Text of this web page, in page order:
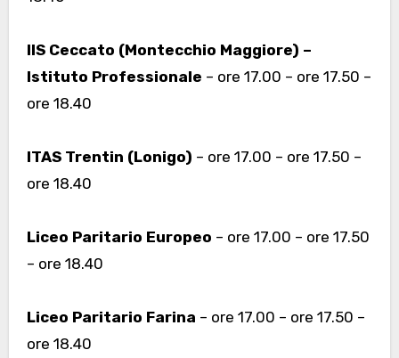
IIS Ceccato (Montecchio Maggiore) –
Istituto Professionale – ore 17.00 – ore 17.50 –
ore 18.40
ITAS Trentin (Lonigo) – ore 17.00 – ore 17.50 –
ore 18.40
Liceo Paritario Europeo – ore 17.00 – ore 17.50
– ore 18.40
Liceo Paritario Farina – ore 17.00 – ore 17.50 –
ore 18.40